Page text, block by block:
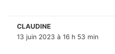
CLAUDINE
13 juin 2023 à 16 h 53 min